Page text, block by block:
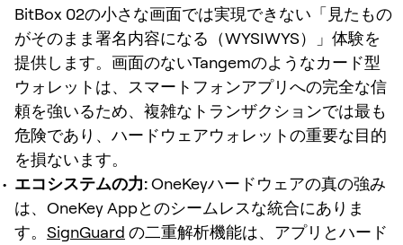
BitBox 02の小さな画面では実現できない「見たもの
がそのまま署名内容になる（WYSIWYS）」体験を
提供します。画面のないTangemのようなカード型
ウォレットは、スマートフォンアプリへの完全な信
頼を強いるため、複雑なトランザクションでは最も
危険であり、ハードウェアウォレットの重要な目的
を損ないます。
エコシステムの力:OneKeyハードウェアの真の強み
は、OneKey Appとのシームレスな統合にありま
す。 SignGuard の二重解析機能は、アプリとハード